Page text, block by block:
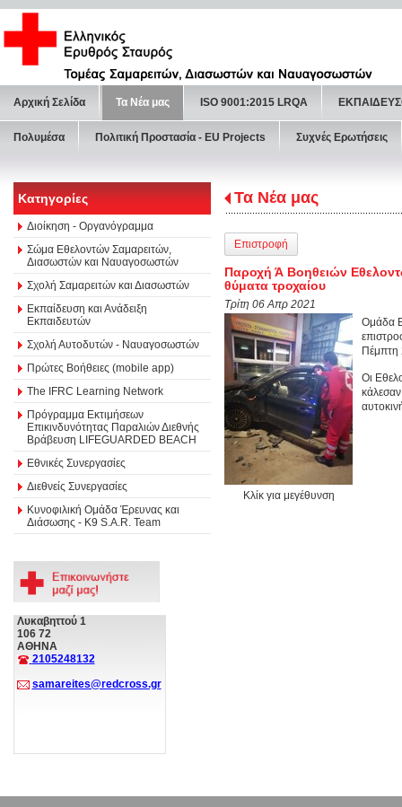
Αρχική Σελίδα Τα Νέα μας ISO 9001:2015 LRQA
Πολυμέσα Πολιτική Προστασία - ΕU Projects Συχνές Ερωτήσεις
Κατηγορίες
Διοίκηση - Οργανόγραμμα
Σώμα Εθελοντών Σαμαρειτών,
Διασωστών και Ναυαγοσωστών
Σχολή Σαμαρειτών και Διασωστών
Εκπαίδευση και Ανάδειξη
Εκπαιδευτών
Σχολή Αυτοδυτών - Ναυαγοσωστών
Πρώτες Βοήθειες (mobile app)
The IFRC Learning Network
Πρόγραμμα Εκτιμήσεων
Επικινδυνότητας Παραλιών Διεθνής
Βράβευση LIFEGUARDED BEACH
Εθνικές Συνεργασίες
Διεθνείς Συνεργασίες
Κυνοφιλική Ομάδα Έρευνας και
Διάσωσης - Κ9 S.A.R. Team
Λυκαβηττού 1
106 72
ΑΘΗΝΑ
2105248132
samareites@redcross.gr
Τα Νέα μας
Επιστροφή
Παροχή Ά Βοηθειών
θύματα τροχαίου
Τρίτη 06 Απρ 2021
Κλίκ για μεγέθυνση
Ομάδα
Πέμπτη
Οι